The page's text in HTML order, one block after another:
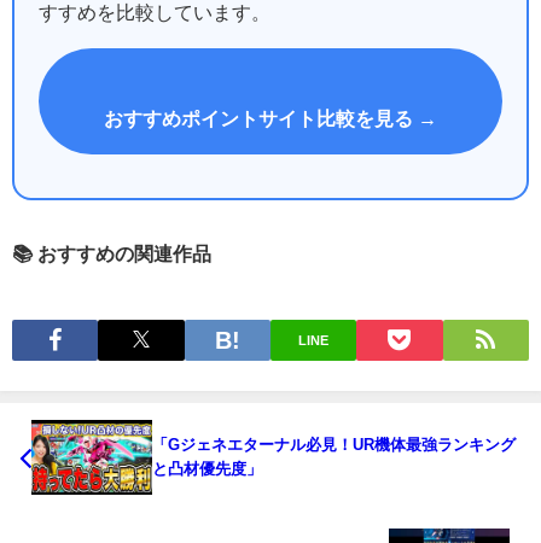
すすめを比較しています。
おすすめポイントサイト比較を見る →
📚 おすすめの関連作品
LINE
「Gジェネエターナル必見！UR機体最強ランキング
と凸材優先度」